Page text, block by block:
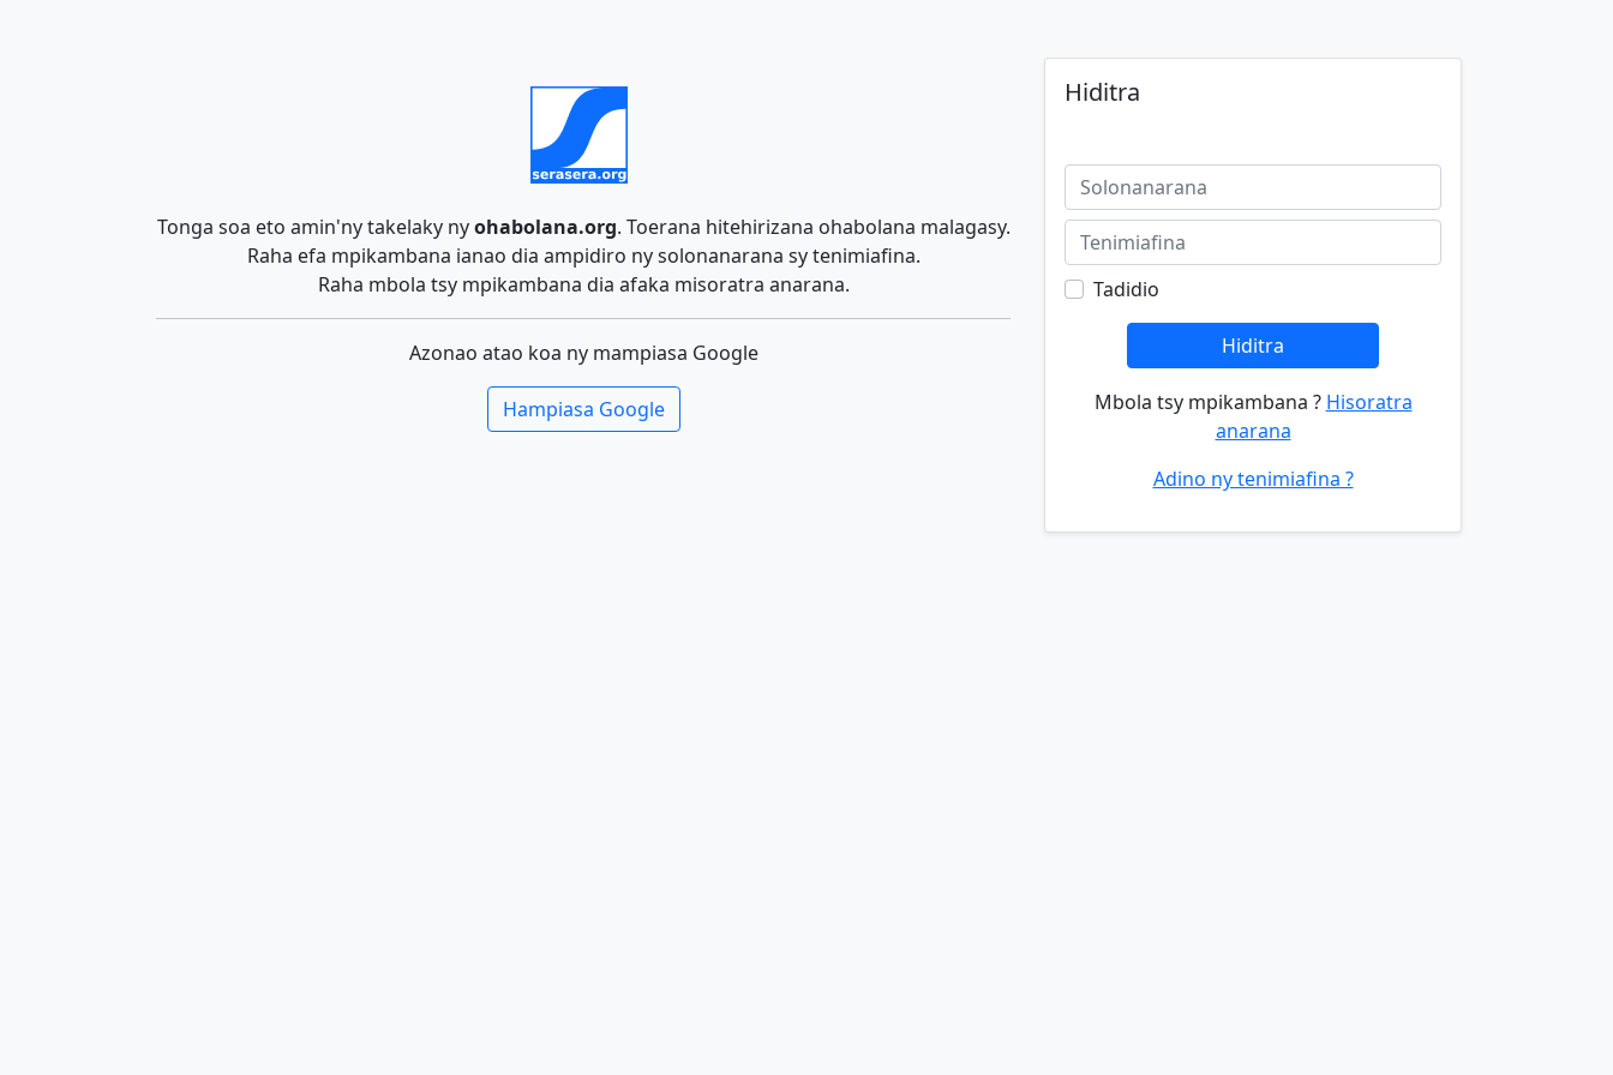
Tonga soa eto amin'ny takelaky nyohabolana.org. Toerana hitehirizana ohabolana malagasy.
Raha efa mpikambana ianao dia ampidiro ny solonanarana sy tenimiafina.
Raha mbola tsy mpikambana dia afaka misoratra anarana.
Azonao atao koa ny mampiasa Google
Hampiasa Google
Hiditra
Tadidio
Hiditra
Mbola tsy mpikambana ? Hisoratra
anarana
Adino ny tenimiafina ?